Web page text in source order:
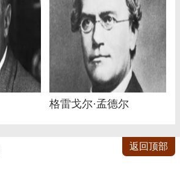
格雷戈尔·孟德尔
返回顶部